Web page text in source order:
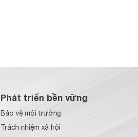
Phát triển bền vững
Bảo vệ môi trường
Trách nhiệm xã hội